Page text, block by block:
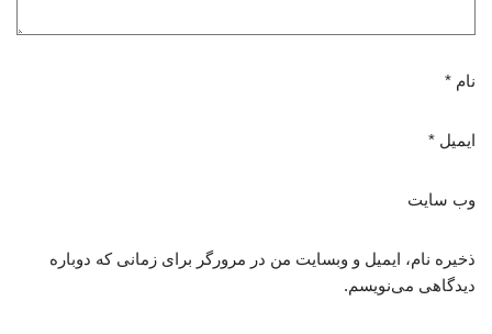
نام *
ایمیل *
وب‌ سایت
ذخیره نام، ایمیل و وبسایت من در مرورگر برای زمانی که دوباره
دیدگاهی می‌نویسم.